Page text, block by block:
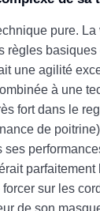
pure.
règles
une agilité
à une
fort dans le
de
ses
forcer sur les
de son